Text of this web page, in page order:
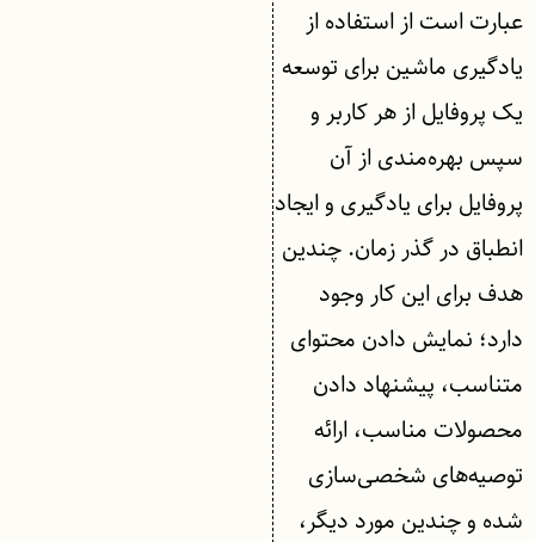
عبارت است از استفاده از
یادگیری ماشین برای توسعه
یک پروفایل از هر کاربر و
سپس بهره‌مندی از آن
پروفایل برای یادگیری و ایجاد
انطباق در گذر زمان. چندین
هدف برای این کار وجود
دارد؛ نمایش دادن محتوای
متناسب، پیشنهاد دادن
محصولات مناسب، ارائه
توصیه‌های شخصی‌سازی
شده و چندین مورد دیگر،